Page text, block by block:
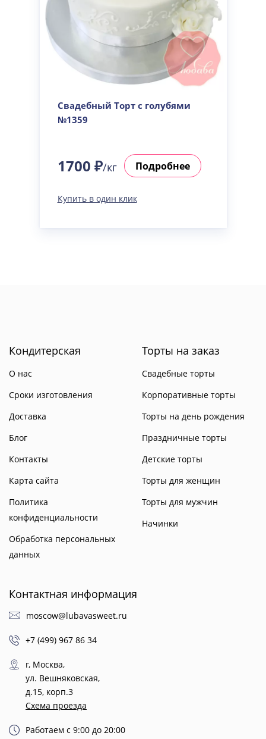
Свадебный Торт с голубями
№1359
1700 ₽/кг Подробнее
Купить в один клик
Кондитерская
О нас
Сроки изготовления
Доставка
Блог
Контакты
Карта сайта
Политика
конфиденциальности
Обработка персональных
данных
Торты на заказ
Свадебные торты
Корпоративные торты
Торты на день рождения
Праздничные торты
Детские торты
Торты для женщин
Торты для мужчин
Начинки
Контактная информация
moscow@lubavasweet.ru
+7 (499) 967 86 34
г, Москва,
ул. Вешняковская,
д.15, корп.3
Схема проезда
Работаем с 9:00 до 20:00